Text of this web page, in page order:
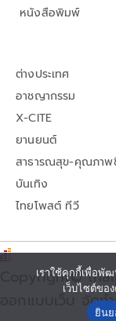
หนังสือพิมพ์
ต่างประเทศ
อาชญากรรม
X-CITE
ยานยนต์
สาธารณสุข-คุณภาพ
บันเทิง
ไทยโพสต์ ทีวี
Copyright©
ออกแบบเว็บ จัด
เราใช้คุกกี้เพื่อพั
เว็บไซต์ขอ
ยิน